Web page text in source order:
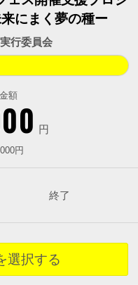
にまく夢の種ー
行委員会
額
円
円
終了
選択する